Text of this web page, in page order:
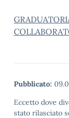
Pubblicato:
Eccetto dove
stato rilasciato